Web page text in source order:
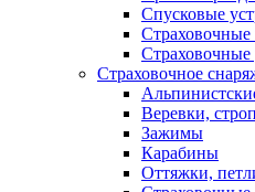
Спусковые
Страховочные
Страховочное
Веревки,
Зажимы
Карабины
Оттяжки,